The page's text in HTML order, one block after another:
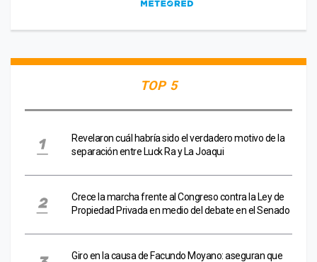
TOP 5
Revelaron cuál habría sido el verdadero motivo de la
separación entre Luck Ra y La Joaqui
Crece la marcha frente al Congreso contra la Ley de
Propiedad Privada en medio del debate en el Senado
Giro en la causa de Facundo Moyano: aseguran que